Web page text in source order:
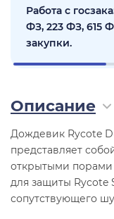
Работа с
ФЗ, 223 ФЗ, 615
закупки.
Описание
Дождевик Rycote
представляет
открытыми
для защиты Rycote
сопутствующего